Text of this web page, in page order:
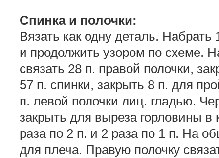
Спинка и полочки:
Вязать как одну деталь. Набрать
и продолжить узором по схеме.
связать 28 п. правой полочки,
57 п. спинки, закрыть 8 п. для
п. левой полочки лиц. гладью.
закрыть для выреза горловины
раза по 2 п. и 2 раза по 1 п. На
для плеча. Правую полочку